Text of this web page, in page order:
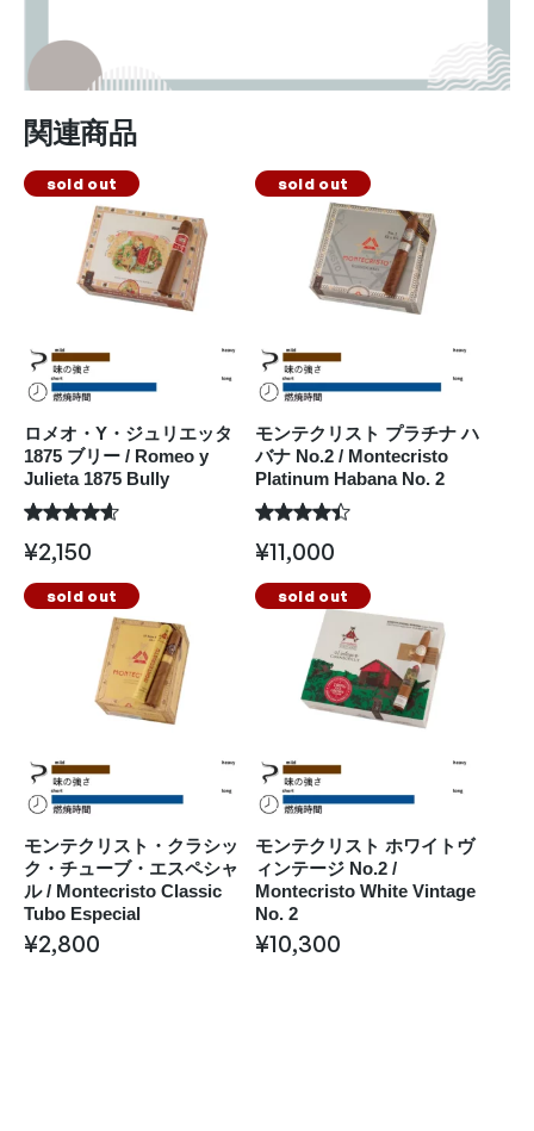
関連商品
sold out
ロメオ・Y・ジュリエッタ
1875 ブリー / Romeo y
Julieta 1875 Bully
¥2,150
sold out
モンテクリスト プラチナ ハ
バナ No.2 / Montecristo
Platinum Habana No. 2
¥11,000
sold out
モンテクリスト・クラシッ
ク・チューブ・エスペシャ
ル / Montecristo Classic
Tubo Especial
¥2,800
sold out
モンテクリスト ホワイトヴ
ィンテージ No.2 /
Montecristo White Vintage
No. 2
¥10,300